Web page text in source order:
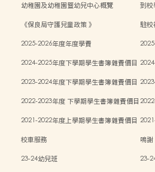
幼稚園及幼稚園暨幼兒中心概覽
到校
《保良局守護兒童政策 》
駐校
2025-2026年度年度學費
2024-2025年度下學期學生書簿雜費價目
2023-2024年度下學期學生書簿雜費價目
2022-2023年度 下學期學生書簿雜費價目
2021-2022年度上學期學生書簿雜費價目
校車服務
鳴謝
23-24幼兒班
23-